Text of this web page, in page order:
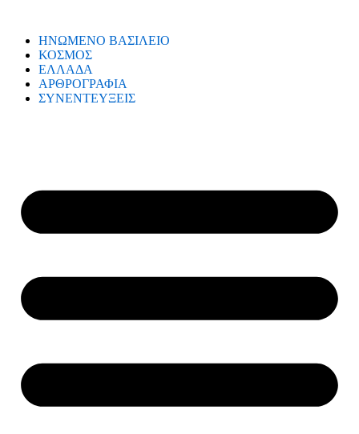
ΗΝΩΜΕΝΟ ΒΑΣΙΛΕΙΟ
ΚΟΣΜΟΣ
ΕΛΛΑΔΑ
ΑΡΘΡΟΓΡΑΦΙΑ
ΣΥΝΕΝΤΕΥΞΕΙΣ